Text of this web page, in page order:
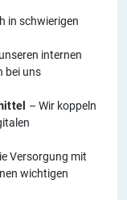
in schwierigen
internen
bei uns
– Wir koppeln
Versorgung mit
wichtigen